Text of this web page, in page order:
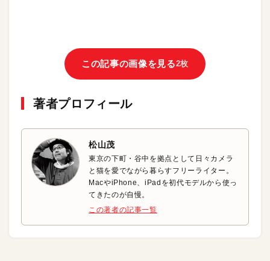
この記事の画像を見る2枚
著者プロフィール
松山茂
東京の下町・谷中を拠点として日々カメラ
と猫を愛でながら暮らすフリーライター。
MacやiPhone、iPadを初代モデルから使っ
てきたのが自慢。
この著者の記事一覧